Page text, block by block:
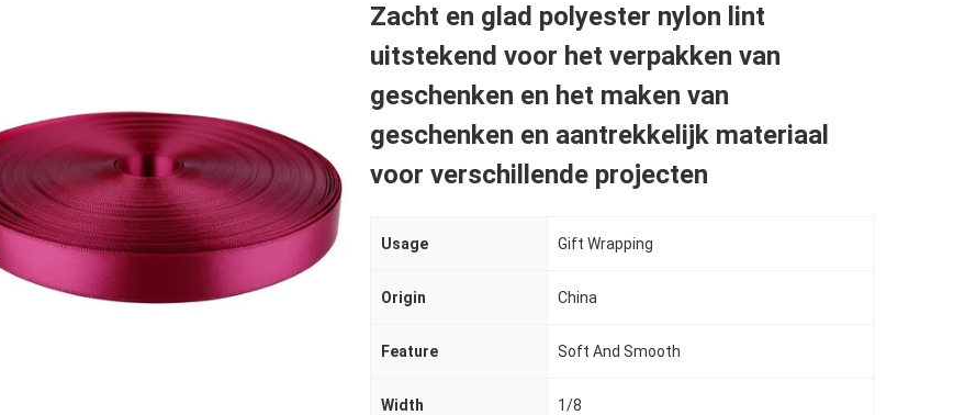
Zacht en glad polyester nylon lint
uitstekend voor het verpakken van
geschenken en het maken van
geschenken en aantrekkelijk materiaal
voor verschillende projecten
Usage Gift Wrapping
Origin China
Feature Soft And Smooth
Width 1/8